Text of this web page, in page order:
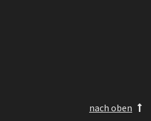
nach oben